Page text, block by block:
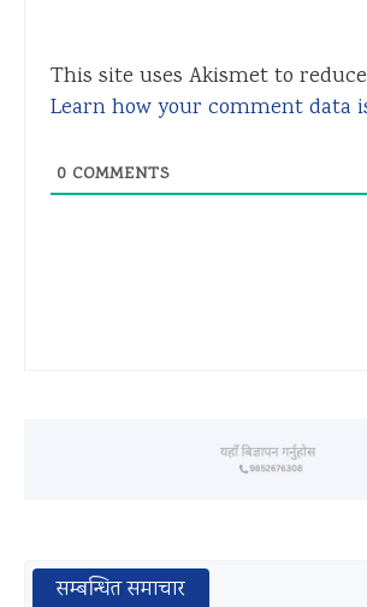
This site uses Akismet to
Learn how your comment data
0 COMMENTS
सम्बन्धित समाचार